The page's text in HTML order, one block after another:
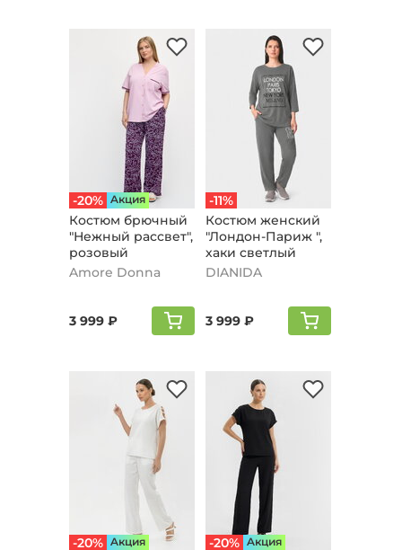
-20% Aкция
Костюм брючный
"Нежный рассвет",
розовый
Amore Donna
3 999 ₽
-11%
Костюм женский
"Лондон-Париж ",
хаки светлый
DIANIDA
3 999 ₽
-20% Aкция -20% Aкция